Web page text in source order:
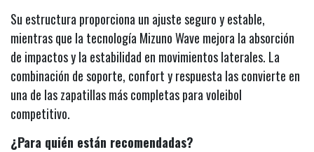
Su estructura proporciona un ajuste seguro y estable,
mientras que la tecnología Mizuno Wave mejora la absorción
de impactos y la estabilidad en movimientos laterales. La
combinación de soporte, confort y respuesta las convierte en
una de las zapatillas más completas para voleibol
competitivo.
¿Para quién están recomendadas?